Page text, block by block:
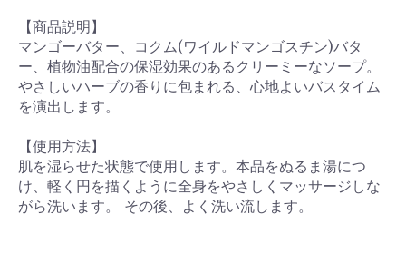
【商品説明】
マンゴーバター、コクム(ワイルドマンゴスチン)バタ
ー、植物油配合の保湿効果のあるクリーミーなソープ。
やさしいハーブの香りに包まれる、心地よいバスタイム
を演出します。
【使用方法】
肌を湿らせた状態で使用します。本品をぬるま湯につ
け、軽く円を描くように全身をやさしくマッサージしな
がら洗います。 その後、よく洗い流します。